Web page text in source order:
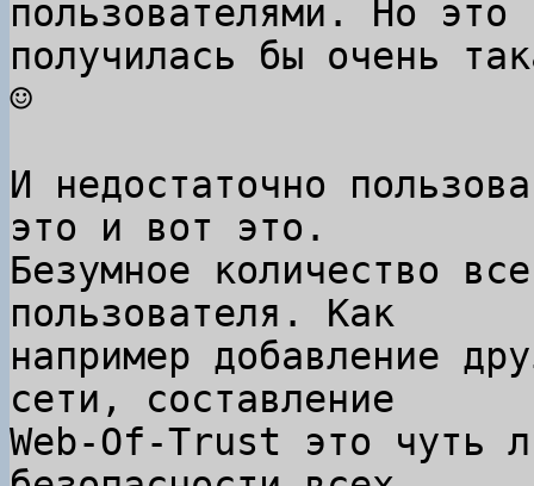
пользователями. Но это
получилась бы очень
☺
И недостаточно
это и вот это.
Безумное количество
пользователя. Как
например добавление
сети, составление
Web-Of-Trust это чуть